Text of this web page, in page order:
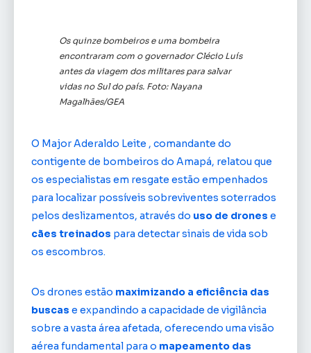
Os quinze bombeiros e uma bombeira
encontraram com o governador Clécio Luís
antes da viagem dos militares para salvar
vidas no Sul do país. Foto: Nayana
Magalhães/GEA
O Major Aderaldo Leite , comandante do
contigente de bombeiros do Amapá, relatou que
os especialistas em resgate estão empenhados
para localizar possíveis sobreviventes soterrados
pelos deslizamentos, através do uso de drones e
cães treinados para detectar sinais de vida sob
os escombros.
Os drones estão maximizando a eficiência das
buscas e expandindo a capacidade de vigilância
sobre a vasta área afetada, oferecendo uma visão
aérea fundamental para o mapeamento das